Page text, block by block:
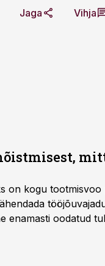
Jaga Vihja
on kogu tootmisvoo
enamasti oodatud